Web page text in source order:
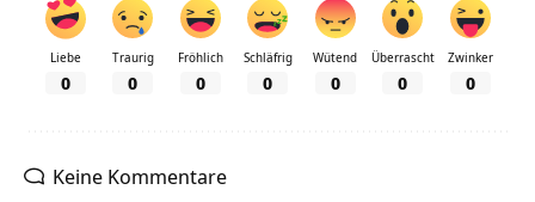
Liebe
0
Traurig
0
Fröhlich
0
Schläfrig
0
Wütend
0
Überrascht
0
Zwinker
0
Keine Kommentare